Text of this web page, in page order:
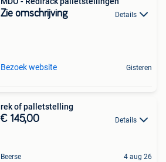
Zie omschrijving Details
Bezoek website Gisteren
rek of palletstelling
€ 145,00 Details
Beerse 4 aug 26